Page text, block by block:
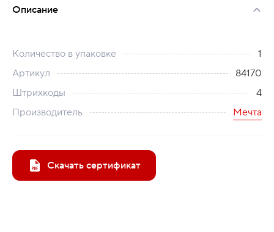
Описание
Количество в упаковке
1
Артикул
84170
Штрихкоды
4
Производитель
Мечта
Скачать сертификат